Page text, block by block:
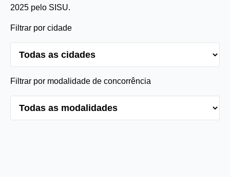
2025 pelo SISU.
Filtrar por cidade
Filtrar por modalidade de concorrência